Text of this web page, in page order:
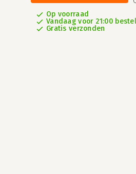
Op voorraad
Vandaag voor 21:00
Gratis verzonden